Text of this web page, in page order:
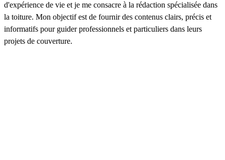
d'expérience de vie et je me consacre à la rédaction spécialisée dans
la toiture. Mon objectif est de fournir des contenus clairs, précis et
informatifs pour guider professionnels et particuliers dans leurs
projets de couverture.